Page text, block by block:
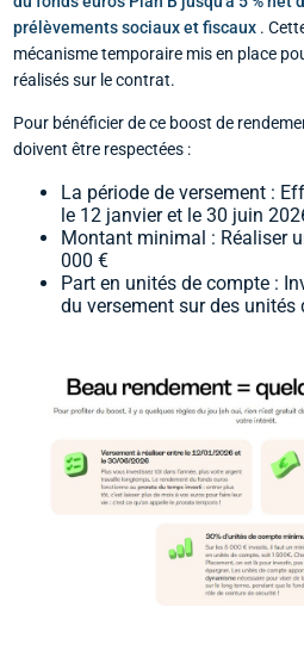
prélèvements sociaux et fiscaux .
mécanisme temporaire mis en place
réalisés sur le contrat.
Pour bénéficier de ce boost de
doivent être respectées :
La période de versement :
le 12 janvier et le 30 juin
Montant minimal : Réaliser
000 €
Part en unités de compte :
du versement sur des unités